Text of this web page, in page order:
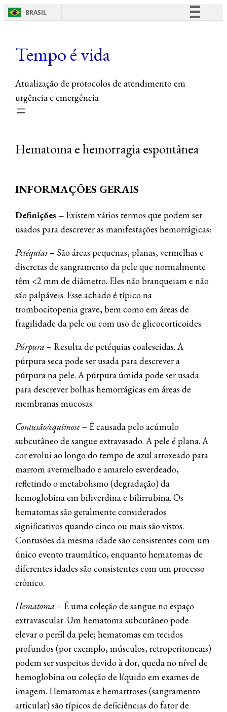
BRASIL
Legislação
Tempo é vida
Atualização de protocolos de atendimento em
urgência e emergência
Hematoma e hemorragia espontânea
INFORMAÇÕES GERAIS
Definições – Existem vários termos que podem ser
usados ​​para descrever as manifestações hemorrágicas:
Petéquias – São áreas pequenas, planas, vermelhas e
discretas de sangramento da pele que normalmente
têm <2 mm de diâmetro. Eles não branqueiam e não
são palpáveis. Esse achado é típico na
trombocitopenia grave, bem como em áreas de
fragilidade da pele ou com uso de glicocorticoides.
Púrpura – Resulta de petéquias coalescidas. A
púrpura seca pode ser usada para descrever a
púrpura na pele. A púrpura úmida pode ser usada
para descrever bolhas hemorrágicas em áreas de
membranas mucosas.
Contusão/equimose– É causada pelo acúmulo
subcutâneo de sangue extravasado. A pele é plana. A
cor evolui ao longo do tempo de azul arroxeado para
marrom avermelhado e amarelo esverdeado,
refletindo o metabolismo (degradação) da
hemoglobina em biliverdina e bilirrubina. Os
hematomas são geralmente considerados
significativos quando cinco ou mais são vistos.
Contusões da mesma idade são consistentes com um
único evento traumático, enquanto hematomas de
diferentes idades são consistentes com um processo
crônico.
Hematoma – É uma coleção de sangue no espaço
extravascular. Um hematoma subcutâneo pode
elevar o perfil da pele; hematomas em tecidos
profundos (por exemplo, músculos, retroperitoneais)
podem ser suspeitos devido à dor, queda no nível de
hemoglobina ou coleção de líquido em exames de
imagem. Hematomas e hemartroses (sangramento
articular) são típicos de deficiências do fator de